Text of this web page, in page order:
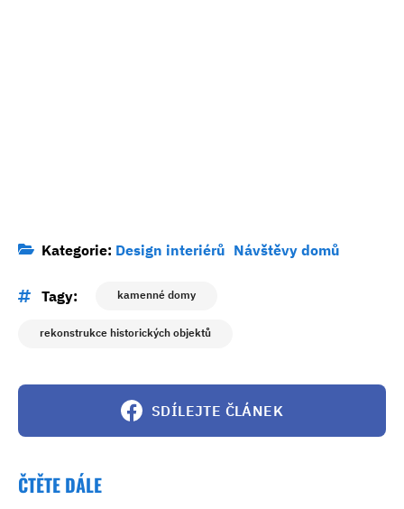
Kategorie: Design interiérů Návštěvy domů
Tagy: kamenné domy
rekonstrukce historických objektů
SDÍLEJTE ČLÁNEK
ČTĚTE DÁLE